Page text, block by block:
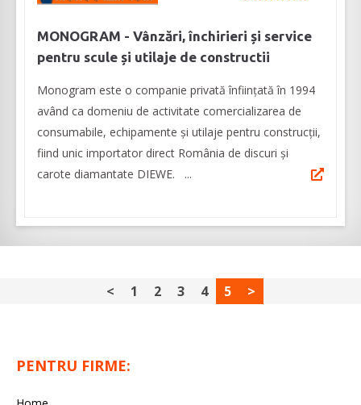
MONOGRAM - Vânzări, închirieri și service
pentru scule și utilaje de constructii
Monogram este o companie privată înființată în 1994
având ca domeniu de activitate comercializarea de
consumabile, echipamente și utilaje pentru construcții,
fiind unic importator direct România de discuri și
carote diamantate DIEWE. ...
< 1 2 3 4 5 >
PENTRU FIRME: